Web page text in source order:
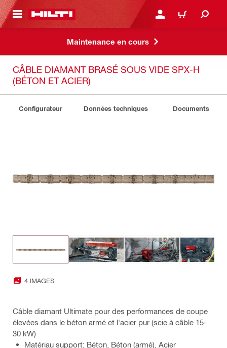
CONTENT CONNEXION OU
PANIER
Maintenance en cours
CÂBLE DIAMANT BRASÉ SOUS VIDE SPX-H
(BÉTON ET ACIER)
Configurateur Données techniques Documents
4 IMAGES
Câble diamant Ultimate pour des performances de coupe
élevées dans le béton armé et l'acier pur (scie à câble 15-
30 kW)
Matériau support: Béton, Béton (armé), Acier